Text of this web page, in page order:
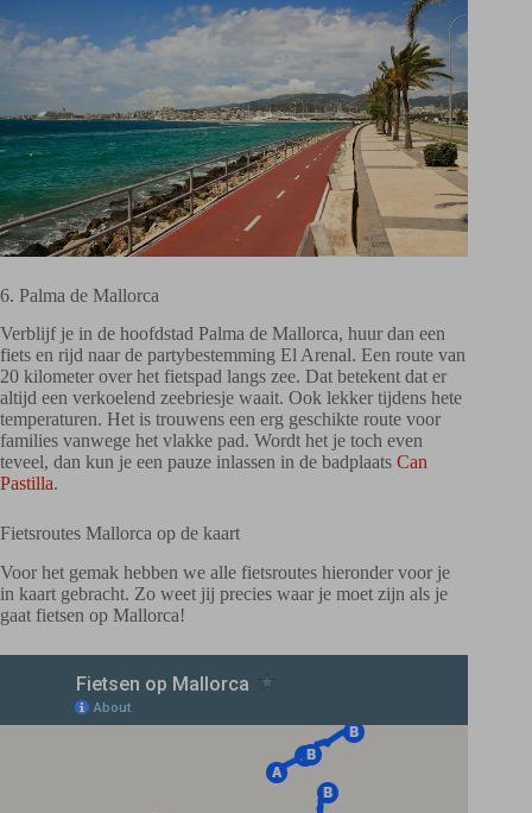
6. Palma de Mallorca
Verblijf je in de hoofdstad Palma de Mallorca, huur dan een
fiets en rijd naar de partybestemming El Arenal. Een route van
20 kilometer over het fietspad langs zee. Dat betekent dat er
altijd een verkoelend zeebriesje waait. Ook lekker tijdens hete
temperaturen. Het is trouwens een erg geschikte route voor
families vanwege het vlakke pad. Wordt het je toch even
teveel, dan kun je een pauze inlassen in de badplaats Can
Pastilla.
Fietsroutes Mallorca op de kaart
Voor het gemak hebben we alle fietsroutes hieronder voor je
in kaart gebracht. Zo weet jij precies waar je moet zijn als je
gaat fietsen op Mallorca!